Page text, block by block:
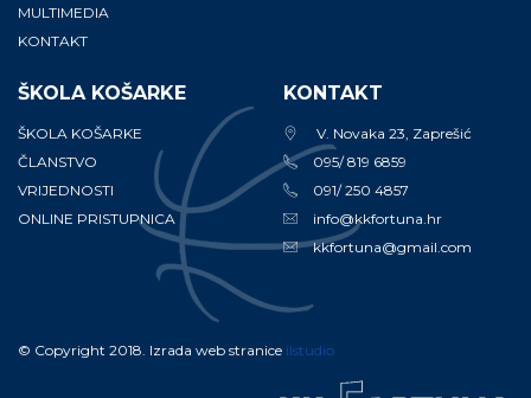
MULTIMEDIA
KONTAKT
ŠKOLA KOŠARKE
ŠKOLA KOŠARKE
ČLANSTVO
VRIJEDNOSTI
ONLINE PRISTUPNICA
KONTAKT
V. Novaka 23, Zaprešić
095/ 819 6859
091/ 250 4857
info@kkfortuna.hr
kkfortuna@gmail.com
© Copyright 2018. Izrada web stranice ilstudio